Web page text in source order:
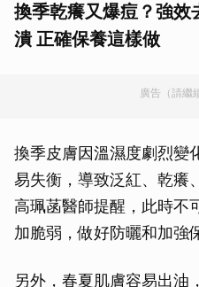
換季乾癢又爆痘？強效
潰 正確保養這樣做
廣告（請繼
換季皮膚因溫濕度劇烈變
易失衡，導致泛紅、乾癢
高珮菡醫師提醒，此時不
加脆弱，做好防曬和加強
另外，春夏肌膚容易出油